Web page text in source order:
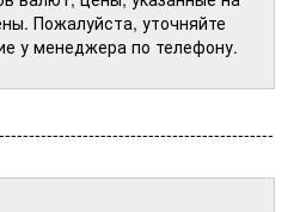
Пожалуйста, уточняйте
у менеджера по телефону.